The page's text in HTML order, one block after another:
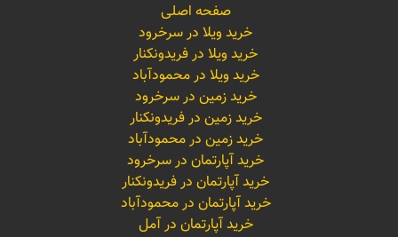
صفحه اصلی
خرید ویلا در سرخرود
خرید ویلا در فریدونکنار
خرید ویلا در محمودآباد
خرید زمین در سرخرود
خرید زمین در فریدونکنار
خرید زمین در محمودآباد
خرید آپارتمان در سرخرود
خرید آپارتمان در فریدونکنار
خرید آپارتمان در محمودآباد
خرید آپارتمان در آمل